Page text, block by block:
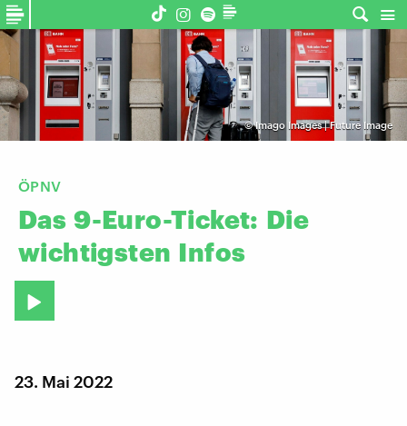
©Imago Images | Future Image
ÖPNV
Das 9-Euro-Ticket: Die
wichtigsten Infos
23. Mai 2022